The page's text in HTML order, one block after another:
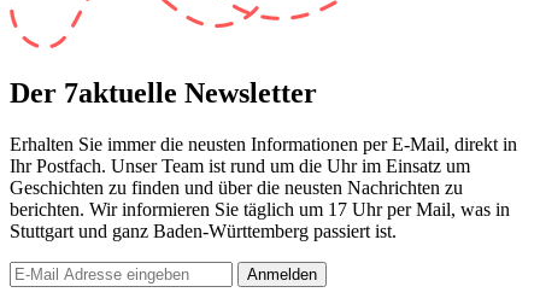
Der 7aktuelle Newsletter
Erhalten Sie immer die neusten Informationen per E-Mail, direkt in
Ihr Postfach. Unser Team ist rund um die Uhrim Einsatz um
Geschichten zu finden und über die neusten Nachrichten zu
berichten. Wir informieren Sie täglich um 17 Uhrper Mail, was in
Stuttgart und ganz Baden-Württemberg passiert ist.
Anmelden